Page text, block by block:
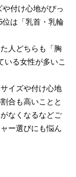
や付け心地がぴっ
位は「乳首・乳輪
人どちらも「胸
いる女性が多いこ
イズや付け心地
合も高いことと
なくなるなどご
ー選びにも悩ん